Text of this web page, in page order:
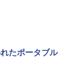
たポータブル